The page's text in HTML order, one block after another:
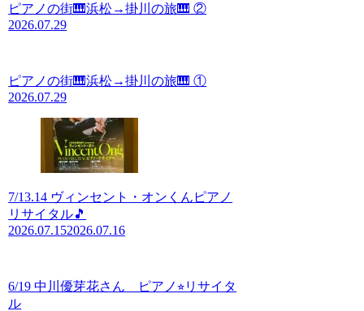
ピアノの街🎹浜松→掛川の旅🎹 ②
2026.07.29
ピアノの街🎹浜松→掛川の旅🎹 ①
2026.07.29
7/13.14 ヴィンセント・オンくんピアノ
リサイタル🎵
2026.07.152026.07.16
6/19 中川優芽花さん ピアノ⭐︎リサイタ
ル